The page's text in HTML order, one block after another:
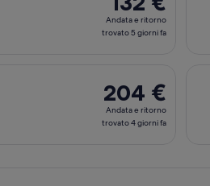
Andata
e
5
giorni
fa
Andata e ritorno
trovato 5 giorni fa
204 €
Andata
e
204 €
Andata e ritorno
trovato 4 giorni fa